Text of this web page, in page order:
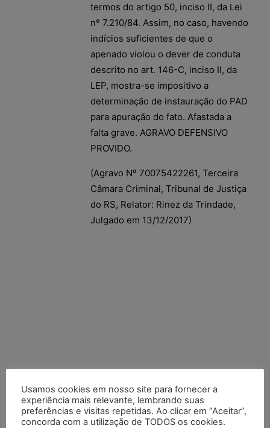
termos do artigo 50, inciso II, da Lei
nº 7.210/84. Assim, no caso, havendo
indícios suficientes de que o
apenado violou o dever de conduta
descrito no art. 146-C, inciso II, da
LEP, mostra-se impositivo a
determinação de instauração do PAD
para apuração do fato. Afastada a
falta grave. AGRAVO DEFENSIVO
PROVIDO.
(Agravo Nº 70075422261, Terceira
Câmara Criminal, Tribunal de Justiça
do RS, Relator: Rinez da Trindade,
Julgado em 13/12/2017)
Usamos cookies em nosso site para fornecer a
experiência mais relevante, lembrando suas
preferências e visitas repetidas. Ao clicar em “Aceitar”,
concorda com a utilização de TODOS os cookies.